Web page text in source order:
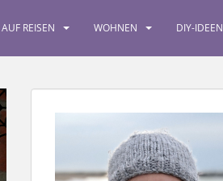
AUF REISEN WOHNEN DIY-IDEEN